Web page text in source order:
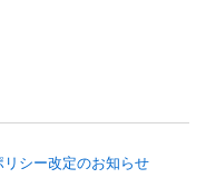
リシー改定のお知らせ